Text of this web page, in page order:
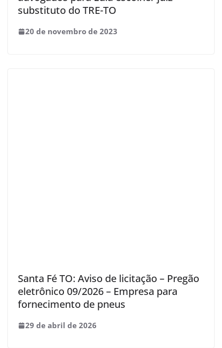
substituto do TRE-TO
20 de novembro de 2023
Santa Fé TO: Aviso de licitação – Pregão
eletrônico 09/2026 – Empresa para
fornecimento de pneus
29 de abril de 2026